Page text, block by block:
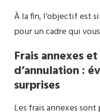
À la fin, l’objectif est
pour un cadre qui
Frais annexes
d’annulation :
surprises
Les frais annexes